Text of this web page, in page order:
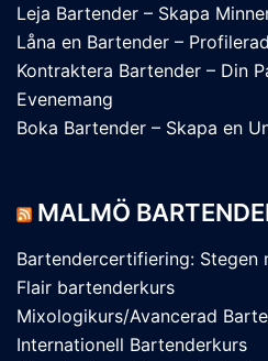
Leja Bartender – Skapa
Låna en Bartender –
Kontraktera Bartender – Din
Evenemang
Boka Bartender – Skapa en
MALMÖ
Bartendercertifiering: Stegen
Flair bartenderkurs
Mixologikurs/Avancerad
Internationell Bartenderkurs